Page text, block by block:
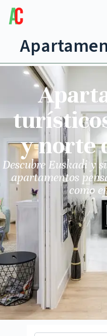
y norte
Descubre Euskadi y
apartamentos
como